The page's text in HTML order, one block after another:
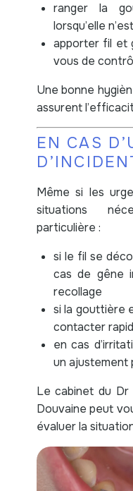
ranger la
lorsqu’elle
apporter fil et
vous de
Une bonne
assurent
EN CAS
Même si les
situations
particulière :
si le fil se
cas de gêne
recollage
si la gouttière
contacter
en cas
un ajustement
Le cabinet du Dr
Douvaine peut
évaluer la